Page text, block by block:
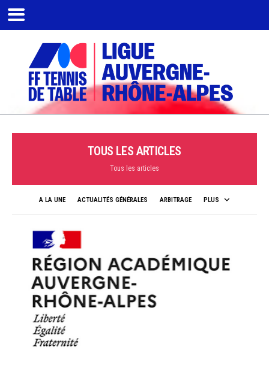
TOUS LES ARTICLES
Tous les articles
A LA UNE ACTUALITÉS GÉNÉRALES ARBITRAGE PLUS